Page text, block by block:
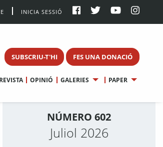
INICIA SESSIÓ
SUBSCRIU-T'HI FES UNA DONACIÓ
OPINIÓ GALERIES PAPER
NÚMERO 602
Juliol 2026